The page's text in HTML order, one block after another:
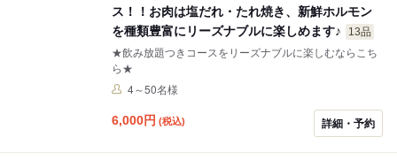
ス！！お肉は塩だれ・たれ焼き、新鮮ホルモン
を種類豊富にリーズナブルに楽しめます♪
13品
★飲み放題つきコースをリーズナブルに楽しむならこち
ら★
4～50名様
6,000円 (税込) 詳細・予約